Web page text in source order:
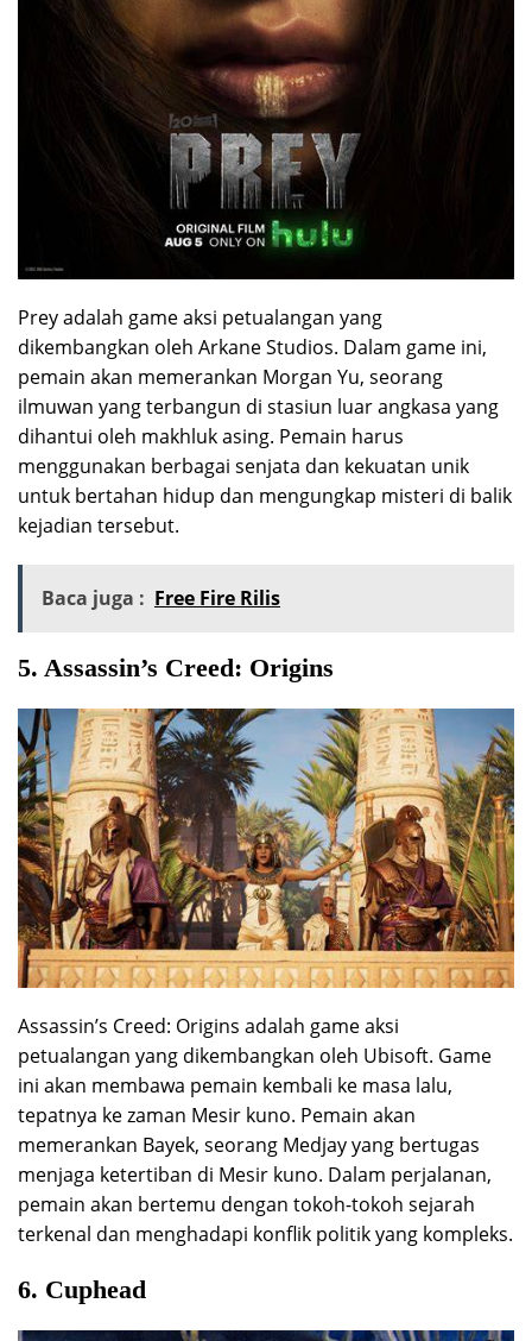
Prey adalah game aksi petualangan yang
dikembangkan oleh Arkane Studios. Dalam game ini,
pemain akan memerankan Morgan Yu, seorang
ilmuwan yang terbangun di stasiun luar angkasa yang
dihantui oleh makhluk asing. Pemain harus
menggunakan berbagai senjata dan kekuatan unik
untuk bertahan hidup dan mengungkap misteri di balik
kejadian tersebut.
Baca juga : Free Fire Rilis
5. Assassin’s Creed: Origins
Assassin’s Creed: Origins adalah game aksi
petualangan yang dikembangkan oleh Ubisoft. Game
ini akan membawa pemain kembali ke masa lalu,
tepatnya ke zaman Mesir kuno. Pemain akan
memerankan Bayek, seorang Medjay yang bertugas
menjaga ketertiban di Mesir kuno. Dalam perjalanan,
pemain akan bertemu dengan tokoh-tokoh sejarah
terkenal dan menghadapi konflik politik yang kompleks.
6. Cuphead